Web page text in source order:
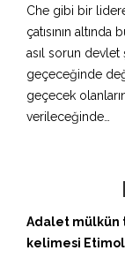
Che gibi bir
çatısının
asıl sorun devlet
geçeceğinde
geçecek
verileceğinde…
Adalet mülkün
kelimesi